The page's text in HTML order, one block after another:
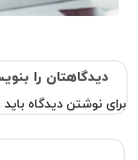
دیدگاهتان را
برای نوشتن دیدگاه باید